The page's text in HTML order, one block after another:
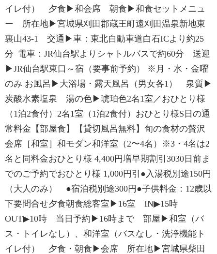
イレ付） 夕食▶和会席 朝食▶和食セットメニュ
ー 所在地▶宮城県刈田郡蔵王町遠刈田温泉新地東
裏山43-1 交通▶車：東北自動車道白石ICより約25
分 電車：JR仙台駅よりシャトルバスで約60分 送迎
▶JR仙台駅東口～宿（要事前予約） ※月・水・金曜
のみ お風呂▶大浴場・露天風呂（男女各1） 泉質▶
炭酸水素塩泉 湯の色▶琥珀色2名1室／おひとり様
（1泊2食付）2名1室（1泊2食付）おひとり様S日の通
常料金【部屋食】【貸切風呂無料】旬の食材の贅沢
会席［和室］和モダン和洋室（2〜4名）※3・4名は2
名と同料金おひとり様 4,400円増早期割引3030日前ま
でのご予約でおひとり様 1,000円引●入湯税別途150円
（大人のみ） ●宿泊税別途300円●子供料金：12歳以
下要問合せ夕食朝食総客室▶16室 IN▶15時
OUT▶10時 当日予約▶16時まで 部屋▶和室（バ
ス・トイレなし）、和洋室（バスなし・洗浄機能ト
イレ付） 夕食・朝食▶会席 所在地▶宮城県柴田